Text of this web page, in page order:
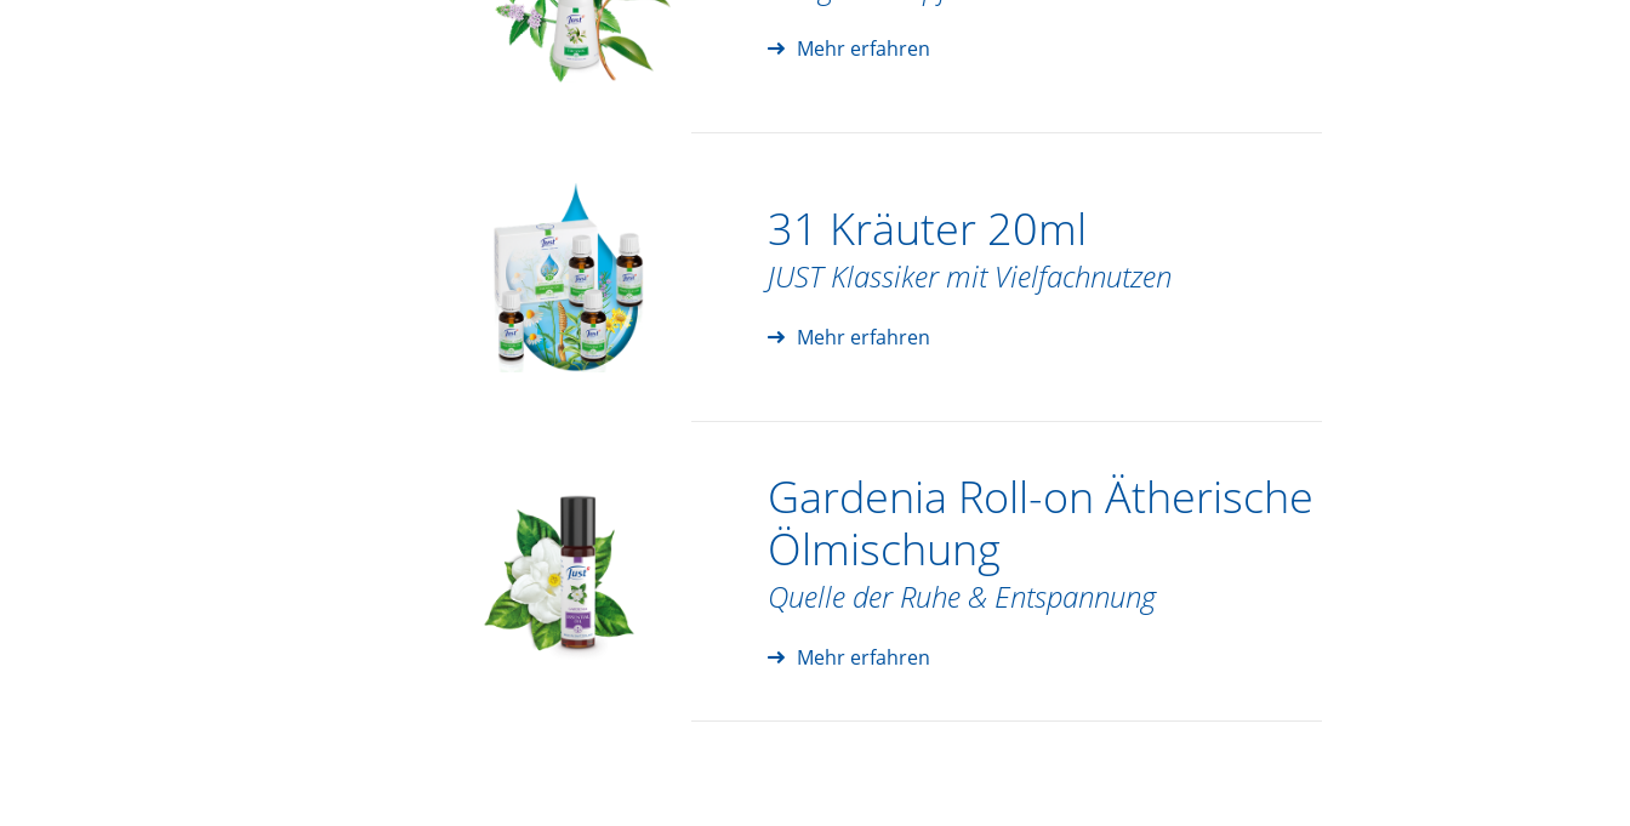
Mehr erfahren
31 Kräuter 20ml
JUST Klassiker mit Vielfachnutzen
Mehr erfahren
Gardenia Roll-on Ätherische
Ölmischung
Quelle der Ruhe & Entspannung
Mehr erfahren